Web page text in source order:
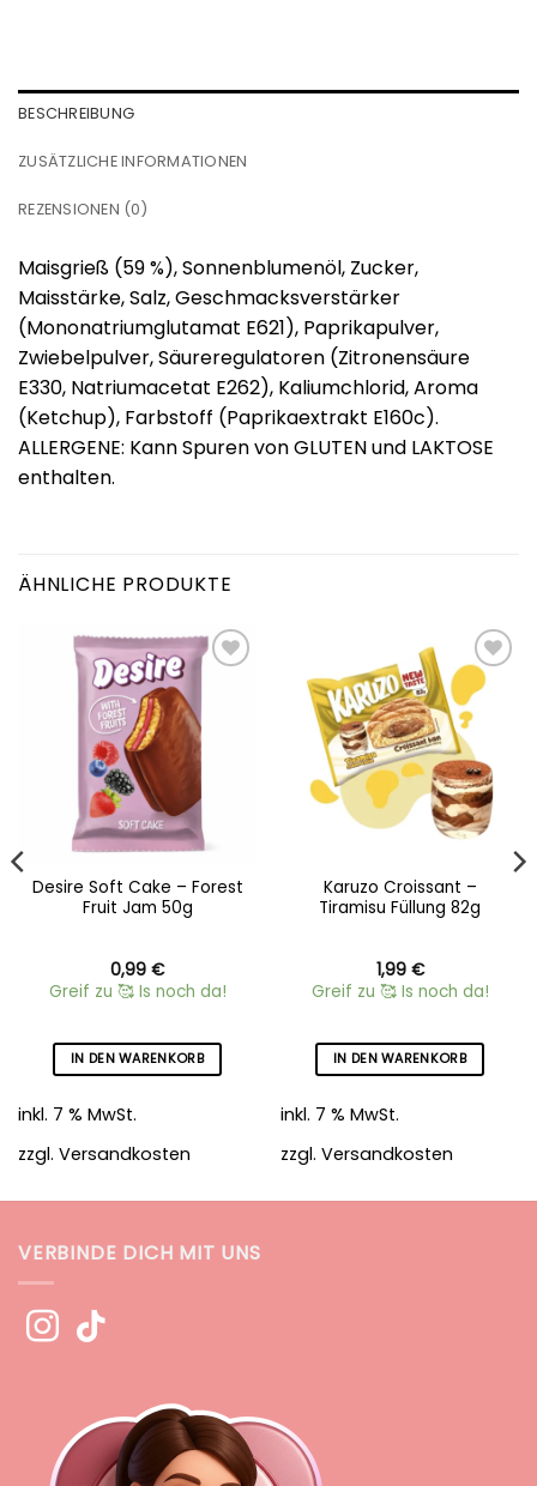
BESCHREIBUNG
ZUSÄTZLICHE INFORMATIONEN
REZENSIONEN (0)
Maisgrieß (59 %), Sonnenblumenöl, Zucker,
Maisstärke, Salz, Geschmacksverstärker
(Mononatriumglutamat E621), Paprikapulver,
Zwiebelpulver, Säureregulatoren (Zitronensäure
E330, Natriumacetat E262), Kaliumchlorid, Aroma
(Ketchup), Farbstoff (Paprikaextrakt E160c).
ALLERGENE: Kann Spuren von GLUTEN und LAKTOSE
enthalten.
ÄHNLICHE PRODUKTE
Desire Soft Cake – Forest
Fruit Jam 50g
0,99 €
Greif zu 🥰 Is noch da!
IN DEN WARENKORB
inkl. 7 % MwSt.
zzgl. Versandkosten
Add to
wishlist
Karuzo Croissant –
Tiramisu Füllung 82g
1,99 €
Greif zu 🥰 Is noch da!
IN DEN WARENKORB
inkl. 7 % MwSt.
zzgl. Versandkosten
VERBINDE DICH MIT UNS